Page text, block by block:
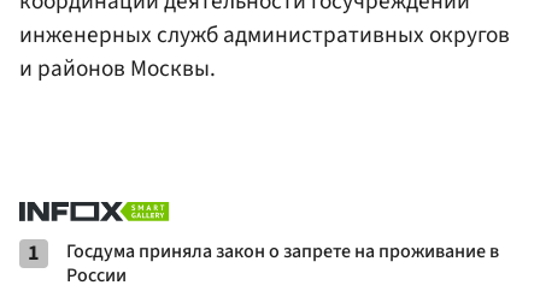
инженерных служб административных округов
и районов Москвы.
1
Госдума приняла закон о запрете на проживание в
России